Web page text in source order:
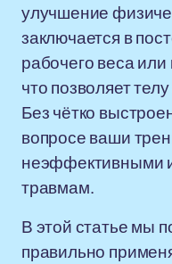
улучшение
заключается в
рабочего веса
что позволяет
Без чётко
вопросе ваши
неэффективными
травмам.
В этой статье мы
правильно